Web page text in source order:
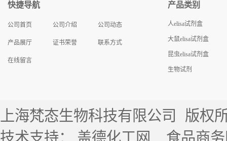
快捷导航
公司首页 公司介绍 公司动态
产品展厅 证书荣誉 联系方式
在线留言
产品类别
人elisa试剂盒
大鼠elisa试剂盒
昆虫elisa试剂盒
生物试剂
上海梵态生物科技有限公司
版权
技术支持： 盖德化工网 食品商